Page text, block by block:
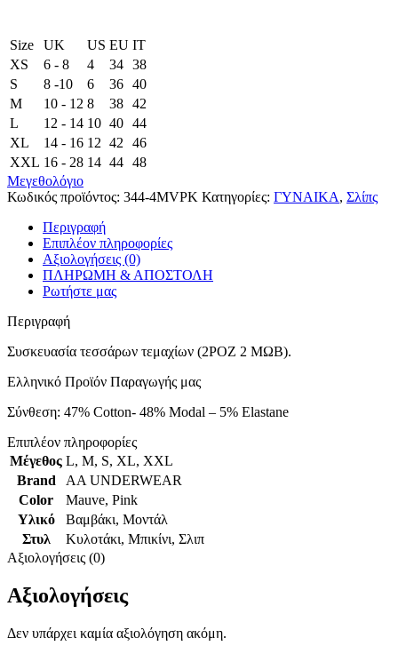
Size UK US EU ΙΤ
XS
6 - 8 4 34 38
S
8 -10 6 36 40
M
10 - 12 8 38 42
L
12 - 14 10 40 44
XL
14 - 16 12 42
46
XXL 16 - 28 14 44 48
Μεγεθολόγιο
Κωδικός προϊόντος: 344-4MVPK Κατηγορίες: ΓΥΝΑΙΚΑ, Σλίπς
Περιγραφή
Επιπλέον πληροφορίες
Αξιολογήσεις (0)
ΠΛΗΡΩΜΗ & ΑΠΟΣΤΟΛΗ
Ρωτήστε μας
Περιγραφή
Συσκευασία τεσσάρων τεμαχίων (2ΡΟΖ 2 ΜΩΒ).
Ελληνικό Προϊόν Παραγωγής μας
Σύνθεση: 47% Cotton- 48% Modal – 5% Elastane
Επιπλέον πληροφορίες
Μέγεθος L, M, S, XL, XXL
Brand
AA UNDERWEAR
Color
Mauve, Pink
Υλικό
Βαμβάκι, Μοντάλ
Στυλ
Κυλοτάκι, Μπικίνι, Σλιπ
Αξιολογήσεις (0)
Αξιολογήσεις
Δεν υπάρχει καμία αξιολόγηση ακόμη.